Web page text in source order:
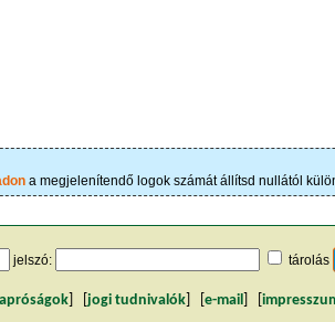
a megjelenítendő logok számát állítsd nullától
jelszó: tárolás
jogi tudnivalók e-mail